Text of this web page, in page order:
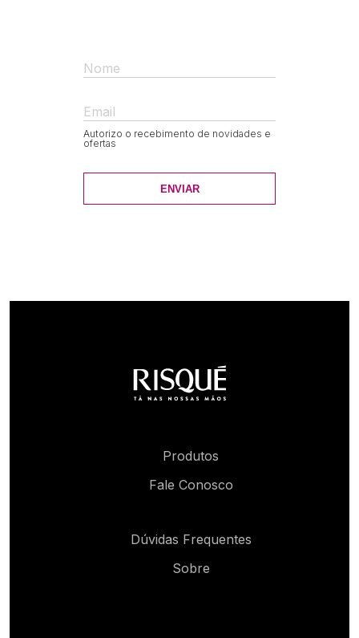
Nome
Email
Autorizo o recebimento de novidades e
ofertas
ENVIAR
Produtos
Fale Conosco
Dúvidas Frequentes
Sobre